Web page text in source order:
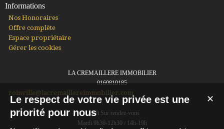
Informations
Nos Honoraires
Offre complète
Espace propriétaire
Gérer les cookies
LA CREMAILLERE IMMOBILIER
0160810185
roinville@lacremaillereimmobilier.com
Lundi Sur rendez-vous
Mardi 9h30-12h30 / 14h-19h
✕
Le respect de votre vie privée est une
priorité pour nous